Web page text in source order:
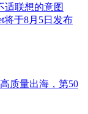
适联想的意图
将于8月5日发布